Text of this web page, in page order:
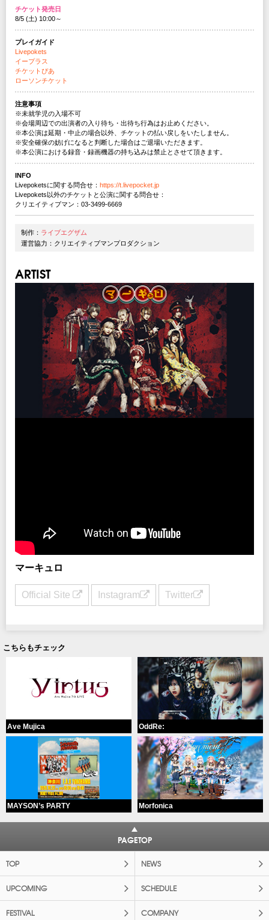
チケット発売日
8/5 (土) 10:00～
プレイガイド
Livepokets
イープラス
チケットぴあ
ローソンチケット
注意事項
※未就学児の入場不可
※会場周辺での出演者の入り待ち・出待ち行為はお止めください。
※本公演は延期・中止の場合以外、チケットの払い戻しをいたしません。
※安全確保の妨げになると判断した場合はご退場いただきます。
※本公演における録音・録画機器の持ち込みは禁止とさせて頂きます。
INFO
Livepoketsに関する問合せ： https://t.livepocket.jp
Livepokets以外のチケットと公演に関する問合せ：
クリエイティブマン：03-3499-6669
制作： ライブエグザム
運営協力：クリエイティブマンプロダクション
ARTIST
マーキュロ
Official Site Instagram Twitter
こちらもチェック
Ave Mujica OddRe:
MAYSON’s PARTY Morfonica
PAGETOP
TOP NEWS
UPCOMING SCHEDULE
FESTIVAL COMPANY